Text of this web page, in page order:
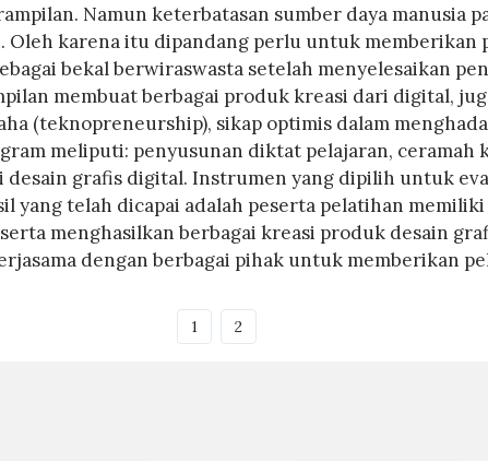
Namun keterbatasan sumber daya manusia
Oleh karena itu dipandang perlu untuk
bekal berwiraswasta setelah menyelesaikan
membuat berbagai produk kreasi dari digital,
(teknopreneurship), sikap optimis dalam
meliputi: penyusunan diktat pelajaran, ceramah
grafis digital. Instrumen yang dipilih untuk
yang telah dicapai adalah peserta pelatihan
menghasilkan berbagai kreasi produk desain
dengan berbagai pihak untuk memberikan
1 2